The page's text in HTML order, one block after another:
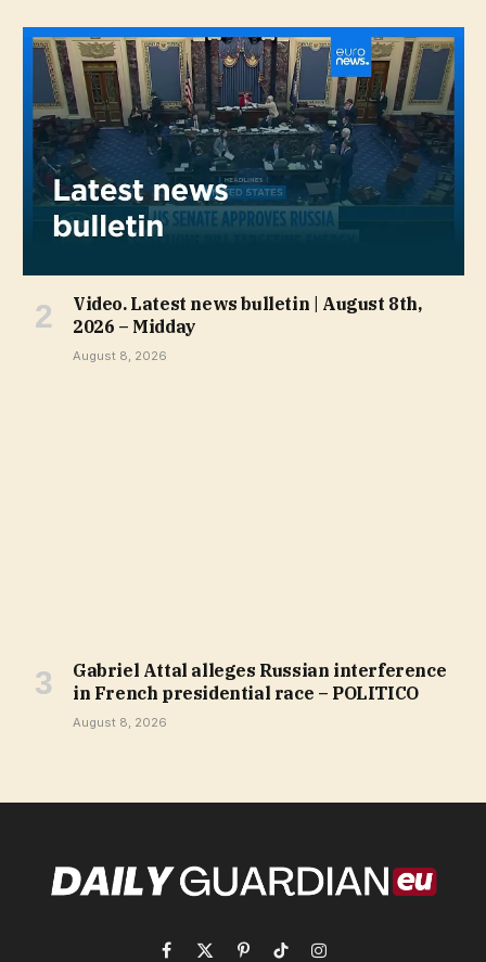
Video. Latest news bulletin | August 8th,
2026 – Midday
August 8, 2026
Gabriel Attal alleges Russian interference
in French presidential race – POLITICO
August 8, 2026